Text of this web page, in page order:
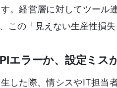
。経営層に対してツール
この「見えない生産性損
エラーか、設定ミス
した際、情シスやIT担当